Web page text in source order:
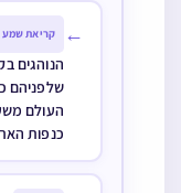
← קריאת שמע
הנוהגים
שלפניהם
העולם
כנפות